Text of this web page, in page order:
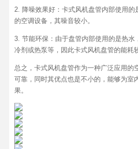
2. 降噪效果好：卡式风机盘管内部使用的
的空调设备，其噪音较小。
3. 节能环保：由于盘管内部使用的是热水
冷剂或热泵等，因此卡式风机盘管的能耗
总之，卡式风机盘管作为一种广泛应用的
可靠，同时其优点也是不小的，能够为室
果。